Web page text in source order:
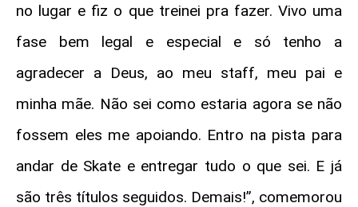
no lugar e fiz o que treinei pra fazer. Vivo uma
fase bem legal e especial e só tenho a
agradecer a Deus, ao meu staff, meu pai e
minha mãe. Não sei como estaria agora se não
fossem eles me apoiando. Entro na pista para
andar de Skate e entregar tudo o que sei. E já
são três títulos seguidos. Demais!”, comemorou